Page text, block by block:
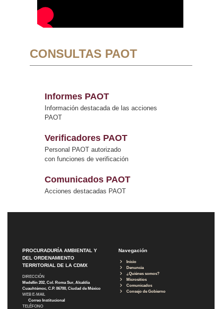
CONSULTAS PAOT
Informes PAOT
Información destacada de las acciones
PAOT
Verificadores PAOT
Personal PAOT autorizado
con funciones de verificación
Comunicados PAOT
Acciones destacadas PAOT
PROCURADURÍA AMBIENTAL Y
DEL ORDENAMIENTO
TERRITORIAL DE LA CDMX
DIRECCIÓN
Medellín 202, Col. Roma Sur, Alcaldía
Cuauhtémoc, C.P. 06700, Ciudad de México
WEB E-MAIL
Correo Institucional
TELÉFONO
Navegación
Inicio
Denuncia
¿Quiénes somos?
Micrositios
Comunicados
Consejo de Gobierno